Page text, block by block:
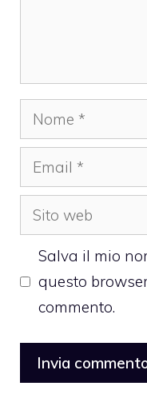
Nome
Email
Sito
web
Salva il mio
questo
commento.